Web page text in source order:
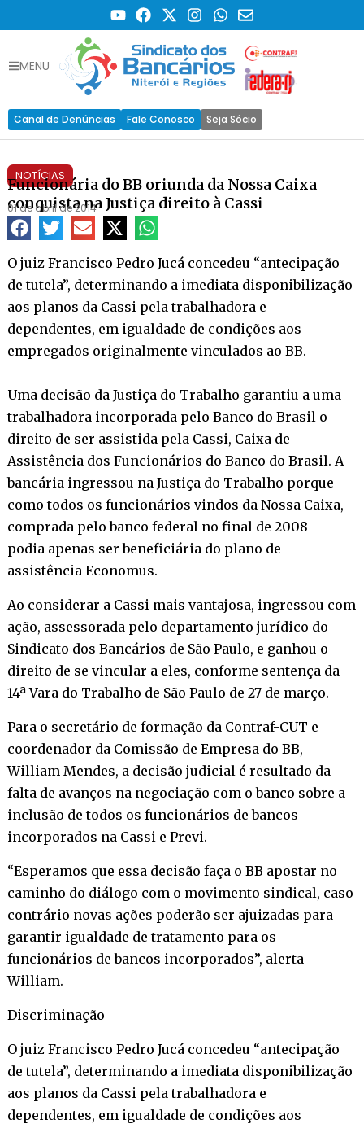
MENU
Canal de Denúncias Fale Conosco Seja Sócio
NOTÍCIAS
Funcionária do BB oriunda da Nossa Caixa
conquista na Justiça direito à Cassi
01 de abril de 2014
O juiz Francisco Pedro Jucá concedeu “antecipação
de tutela”, determinando a imediata disponibilização
aos planos da Cassi pela trabalhadora e
dependentes, em igualdade de condições aos
empregados originalmente vinculados ao BB.
Uma decisão da Justiça do Trabalho garantiu a uma
trabalhadora incorporada pelo Banco do Brasil o
direito de ser assistida pela Cassi, Caixa de
Assistência dos Funcionários do Banco do Brasil. A
bancária ingressou na Justiça do Trabalho porque –
como todos os funcionários vindos da Nossa Caixa,
comprada pelo banco federal no final de 2008 –
podia apenas ser beneficiária do plano de
assistência Economus.
Ao considerar a Cassi mais vantajosa, ingressou com
ação, assessorada pelo departamento jurídico do
Sindicato dos Bancários de São Paulo, e ganhou o
direito de se vincular a eles, conforme sentença da
14ª Vara do Trabalho de São Paulo de 27 de março.
Para o secretário de formação da Contraf-CUT e
coordenador da Comissão de Empresa do BB,
William Mendes, a decisão judicial é resultado da
falta de avanços na negociação com o banco sobre a
inclusão de todos os funcionários de bancos
incorporados na Cassi e Previ.
“Esperamos que essa decisão faça o BB apostar no
caminho do diálogo com o movimento sindical, caso
contrário novas ações poderão ser ajuizadas para
garantir igualdade de tratamento para os
funcionários de bancos incorporados”, alerta
William.
Discriminação
O juiz Francisco Pedro Jucá concedeu “antecipação
de tutela”, determinando a imediata disponibilização
aos planos da Cassi pela trabalhadora e
dependentes, em igualdade de condições aos